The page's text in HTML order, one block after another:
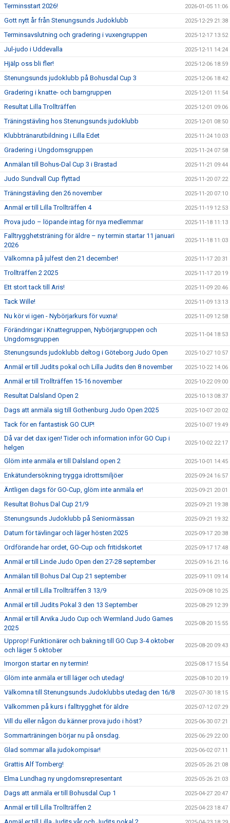
Terminsstart 2026! 2026-01-05 11:06
Gott nytt år från Stenungsunds Judoklubb 2025-12-29 21:38
Terminsavslutning och gradering i vuxengruppen 2025-12-17 13:52
Jul-judo i Uddevalla 2025-12-11 14:24
Hjälp oss bli fler! 2025-12-06 18:59
Stenungsunds judoklubb på Bohusdal Cup 3 2025-12-06 18:42
Gradering i knatte- och barngruppen 2025-12-01 11:54
Resultat Lilla Trollträffen 2025-12-01 09:06
Träningstävling hos Stenungsunds judoklubb 2025-12-01 08:50
Klubbtränarutbildning i Lilla Edet 2025-11-24 10:03
Gradering i Ungdomsgruppen 2025-11-24 07:58
Anmälan till Bohus-Dal Cup 3 i Brastad 2025-11-21 09:44
Judo Sundvall Cup flyttad 2025-11-20 07:22
Träningstävling den 26 november 2025-11-20 07:10
Anmäl er till Lilla Trollträffen 4 2025-11-19 12:53
Prova judo – löpande intag för nya medlemmar 2025-11-18 11:13
Falltrygghetsträning för äldre – ny termin startar 11 januari
2026
2025-11-18 11:03
Välkomna på julfest den 21 december! 2025-11-17 20:31
Trollträffen 2 2025 2025-11-17 20:19
Ett stort tack till Aris! 2025-11-09 20:46
Tack Wille! 2025-11-09 13:13
Nu kör vi igen - Nybörjarkurs för vuxna! 2025-11-09 12:58
Förändringar i Knattegruppen, Nybörjargruppen och
Ungdomsgruppen
2025-11-04 18:53
Stenungsunds judoklubb deltog i Göteborg Judo Open 2025-10-27 10:57
Anmäl er till Judits pokal och Lilla Judits den 8 november 2025-10-22 14:06
Anmäl er till Trollträffen 15-16 november 2025-10-22 09:00
Resultat Dalsland Open 2 2025-10-13 08:37
Dags att anmäla sig till Gothenburg Judo Open 2025 2025-10-07 20:02
Tack för en fantastisk GO CUP! 2025-10-07 19:49
Då var det dax igen! Tider och information inför GO Cup i
helgen
2025-10-02 22:17
Glöm inte anmäla er till Dalsland open 2 2025-10-01 14:45
Enkätundersökning trygga idrottsmiljöer 2025-09-24 16:57
Äntligen dags för GO-Cup, glöm inte anmäla er! 2025-09-21 20:01
Resultat Bohus Dal Cup 21/9 2025-09-21 19:38
Stenungsunds Judoklubb på Seniormässan 2025-09-21 19:32
Datum för tävlingar och läger hösten 2025 2025-09-17 20:38
Ordförande har ordet, GO-Cup och fritidskortet 2025-09-17 17:48
Anmäl er till Linde Judo Open den 27-28 september 2025-09-16 21:16
Anmälan till Bohus Dal Cup 21 september 2025-09-11 09:14
Anmäl er till Lilla Trollträffen 3 13/9 2025-09-08 10:25
Anmäl er till Judits Pokal 3 den 13 September 2025-08-29 12:39
Anmäl er till Arvika Judo Cup och Wermland Judo Games
2025
2025-08-20 15:55
Upprop! Funktionärer och bakning till GO Cup 3-4 oktober
och läger 5 oktober
2025-08-20 09:43
Imorgon startar en ny termin! 2025-08-17 15:54
Glöm inte anmäla er till läger och utedag! 2025-08-10 20:19
Välkomna till Stenungsunds Judoklubbs utedag den 16/8 2025-07-30 18:15
Välkommen på kurs i falltrygghet för äldre 2025-07-12 07:29
Vill du eller någon du känner prova judo i höst? 2025-06-30 07:21
Sommarträningen börjar nu på onsdag. 2025-06-29 22:00
Glad sommar alla judokompisar! 2025-06-02 07:11
Grattis Alf Tornberg! 2025-05-26 21:08
Elma Lundhag ny ungdomsrepresentant 2025-05-26 21:03
Dags att anmäla er till Bohusdal Cup 1 2025-04-27 20:47
Anmäl er till Lilla Trollträffen 2 2025-04-23 18:47
Anmäl er till Lilla Judits vår och Judits pokal 2